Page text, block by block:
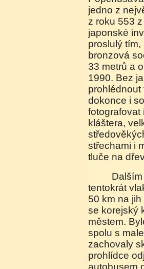
jedno z
z roku 553
japonské
proslulý
bronzová
33 metrů a
1990. Bez
dokonce i
fotografovat
kláštera,
střechami i
tluče na
Dalším zajímavým místem, kam se vydáváme
tentokrát
50 km na
se korejský
městem.
spolu s
zachovaly
prohlídce
autobusem